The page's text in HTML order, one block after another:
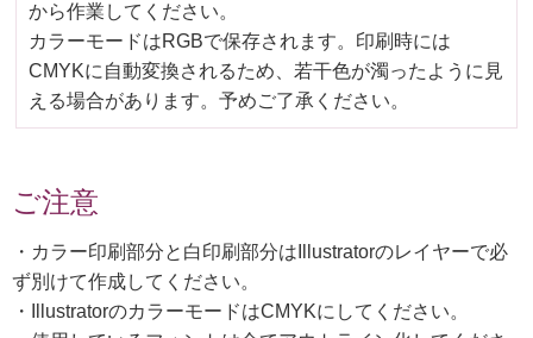
から作業してください。
カラーモードはRGBで保存されます。印刷時には
CMYKに自動変換されるため、若干色が濁ったように見
える場合があります。予めご了承ください。
ご注意
・カラー印刷部分と白印刷部分はIllustratorのレイヤーで必
ず別けて作成してください。
・IllustratorのカラーモードはCMYKにしてください。